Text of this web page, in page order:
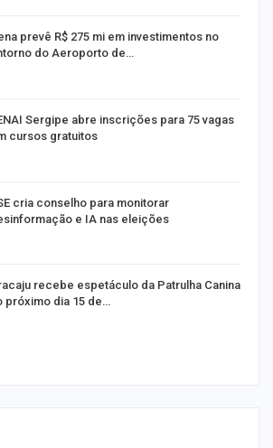
prevê R$ 275 mi em investimentos no
do Aeroporto de…
Sergipe abre inscrições para 75 vagas
cursos gratuitos
cria conselho para monitorar
e IA nas eleições
recebe espetáculo da Patrulha Canina
próximo dia 15 de…